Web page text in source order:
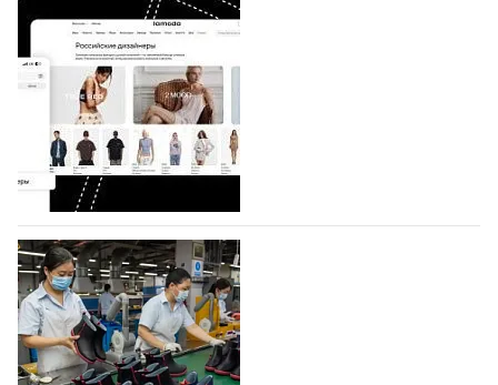
Shoes
Компания BALLINA Guangzhou Lihuang Footwear
Co., Ltd., основанная в 2011 году и расположенная в
Гуанчжоу, столице моды Китая, является
профессиональной обувной компанией,
объединяющей разработку, производство и…
07.08.2026 433
На платформе Lamoda - новый раздел и
условия продвижения локальных
дизайнерских марок
Российский маркетплейс Lamoda решил обновить